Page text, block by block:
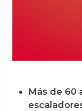
Más de 60